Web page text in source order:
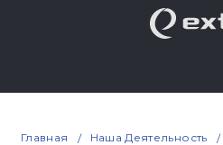
Главная Наша Деятельность